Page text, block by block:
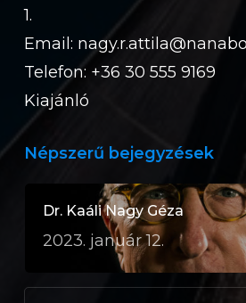
1.
Email:
Telefon: +36 30 555 9169
Kiajánló
Népszerű bejegyzések
Dr. Kaáli Nagy Géza
2023. január 12.